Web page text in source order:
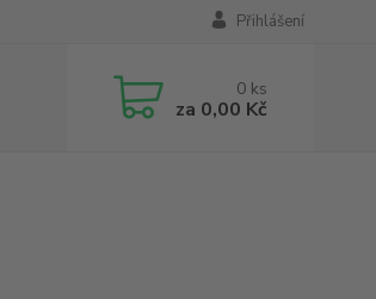
Přihlášení
0 ks
za 0,00 Kč